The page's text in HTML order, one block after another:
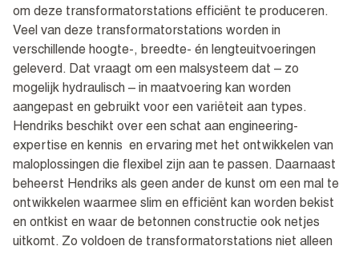
om deze transformatorstations efficiënt te produceren.
Veel van deze transformatorstations worden in
verschillende hoogte-, breedte- én lengteuitvoeringen
geleverd. Dat vraagt om een malsysteem dat – zo
mogelijk hydraulisch – in maatvoering kan worden
aangepast en gebruikt voor een variëteit aan types.
Hendriks beschikt over een schat aan engineering-
expertise en kennis en ervaring met het ontwikkelen van
maloplossingen die flexibel zijn aan te passen. Daarnaast
beheerst Hendriks als geen ander de kunst om een mal te
ontwikkelen waarmee slim en efficiënt kan worden bekist
en ontkist en waar de betonnen constructie ook netjes
uitkomt. Zo voldoen de transformatorstations niet alleen